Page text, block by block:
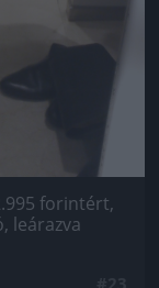
forintért,
leárazva